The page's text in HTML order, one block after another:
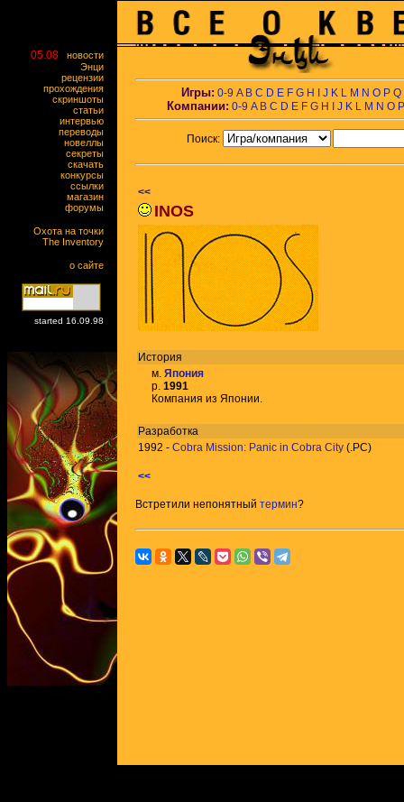
05.08
новости
Энци
рецензии
прохождения
скриншоты
статьи
интервью
переводы
новеллы
секреты
скачать
конкурсы
ссылки
магазин
форумы
Охота на точки
The Inventory
о сайте
started 16.09.98
Игры: 0-9 A B C D E F G H J K L M N O P Q
Компании: 0-9 A B C D E F G H J K L M N O P
Поиск:
<<
INOS
История
м. Япония
р. 1991
Компания из Японии.
Разработка
1992 - Cobra Mission: Panic in Cobra City (.PC)
<<
Встретили непонятный термин?